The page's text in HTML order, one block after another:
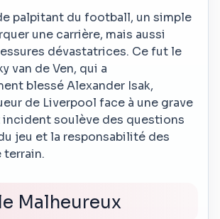
palpitant du football, un simple
une carrière, mais aussi
dévastatrices. Ce fut le
van de Ven, qui a
blessé Alexander Isak,
de Liverpool face à une grave
incident soulève des questions
jeu et la responsabilité des
terrain.
Malheureux